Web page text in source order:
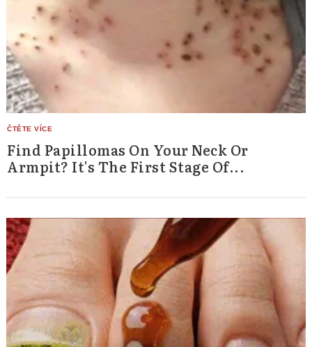
Find Papillomas On Your Neck Or
Armpit? It's The First Stage Of...